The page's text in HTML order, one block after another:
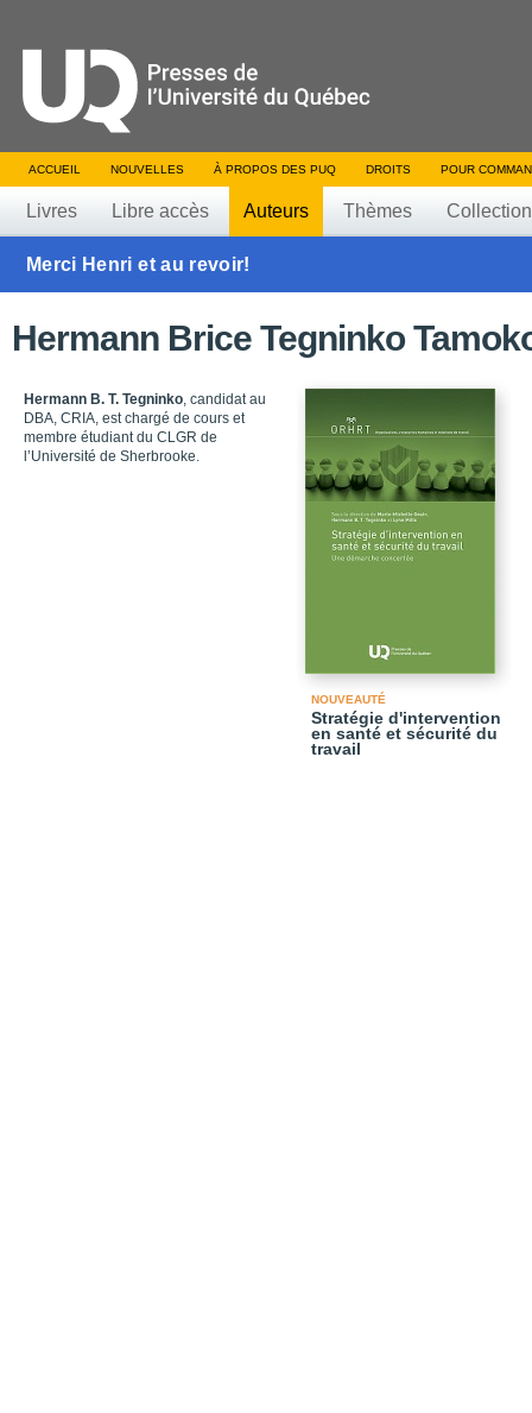
ACCUEIL NOUVELLES À PROPOS DES PUQ DROITS POUR
Livres Libre accès Auteurs Thèmes
Merci Henri et au revoir!
Hermann Brice Tegninko
Hermann B. T. Tegninko, candidat au
DBA, CRIA, est chargé de cours et
membre étudiant du CLGR de
l’Université de Sherbrooke.
NOUVEAUTÉ
Stratégie d'intervention
en santé et sécurité du
travail